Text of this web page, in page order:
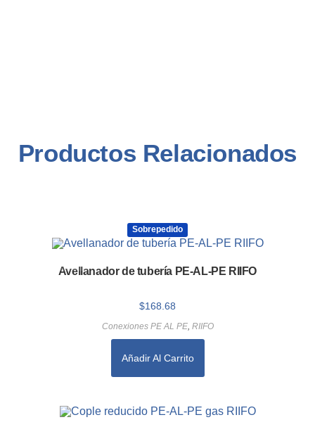
Productos Relacionados
Sobrepedido
Avellanador de tubería PE-AL-PE RIIFO
$168.68
Conexiones PE AL PE, RIIFO
Añadir Al Carrito